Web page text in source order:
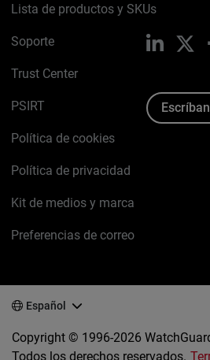
Lista de productos y SKUs
Soporte
Trust Center
PSIRT
Política de cookies
Política de privacidad
Kit de medios y marca
Preferencias de correo
LinkedIn
Español
Copyright © 1996-2026
Todos los derechos reservados.